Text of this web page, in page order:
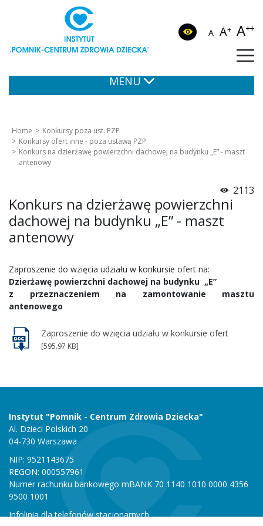
A A+ A++
MENU
Home
Konkursy poza ust. PZP
Konkursy ofert inne - poza ustawą PZP
Konkurs na dzierżawę powierzchni dachowej na budynku „E” - maszt
antenowy
2113
Konkurs na dzierżawę powierzchni
dachowej na budynku „E” - maszt
antenowy
Zaproszenie do wzięcia udziału w konkursie ofert na:
Dzierżawę powierzchni dachowej na budynku „E”
z przeznaczeniem na zamontowanie masztu
antenowego
Zaproszenie do wzięcia udziału w konkursie ofert
[595.97 KB]
Instytut "Pomnik - Centrum Zdrowia Dziecka"
Al. Dzieci Polskich 20
04-730 Warszawa
NIP: 9521143675
REGON: 000557961
Numer rachunku bankowego mBANK 70 1140 1010 0000 4356
9500 1001
Infolinia dla telefonów stacjonarnych